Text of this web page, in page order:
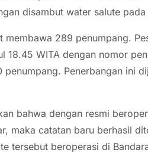
disambut water salute pada
membawa 289 penumpang.
18.45 WITA dengan nomor
penumpang. Penerbangan ini
bahwa dengan resmi
maka catatan baru berhasil
tersebut beroperasi di